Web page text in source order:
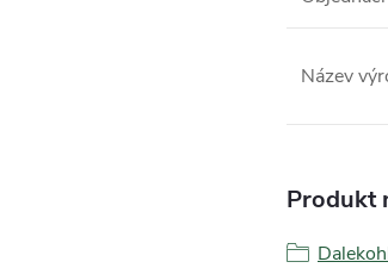
Název
Produkt